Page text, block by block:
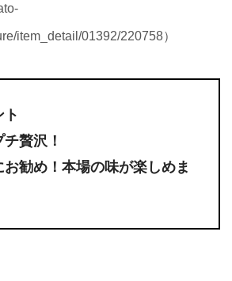
item_detail/01392/220758）
贅沢！
勧め！本場の味が楽しめま